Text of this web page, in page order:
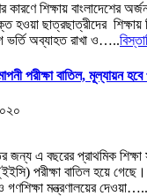
কারণে শিক্ষায় বাংলাদেশের
ছাত্রছাত্রীদের শিক্ষায়
ভর্তি অব্যাহত রাখা ও…..
পরীক্ষা বাতিল, মূল্যায়ন হবে
জন্য এ বছরের প্রাথমিক
পরীক্ষা বাতিল হয়ে গেছে।
মন্ত্রণালয়ের দেওয়া…..